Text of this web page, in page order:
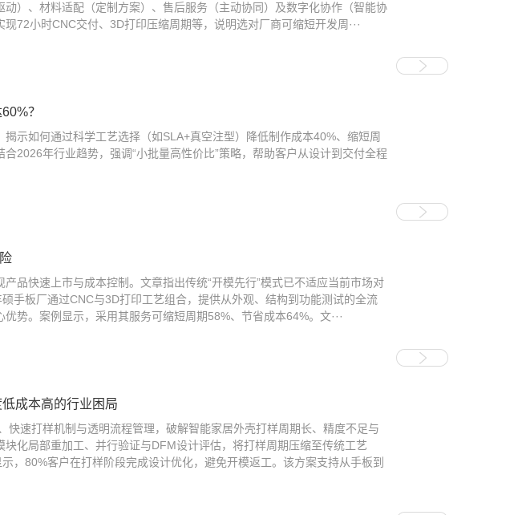
）、材料适配（定制方案）、售后服务（主动协同）及数字化协作（智能协
72小时CNC交付、3D打印压缩周期等，说明选对厂商可缩短开发周···
？
示如何通过科学工艺选择（如SLA+真空注型）降低制作成本40%、缩短周
2026年行业趋势，强调“小批量高性价比”策略，帮助客户从设计到交付全程
品快速上市与成本控制。文章指出传统“开模先行”模式已不适应当前市场对
手板厂通过CNC与3D打印工艺组合，提供从外观、结构到功能测试的全流
势。案例显示，采用其服务可缩短周期58%、节省成本64%。文···
成本高的行业困局
速打样机制与透明流程管理，破解智能家居外壳打样周期长、精度不足与
化局部重加工、并行验证与DFM设计评估，将打样周期压缩至传统工艺
，80%客户在打样阶段完成设计优化，避免开模返工。该方案支持从手板到